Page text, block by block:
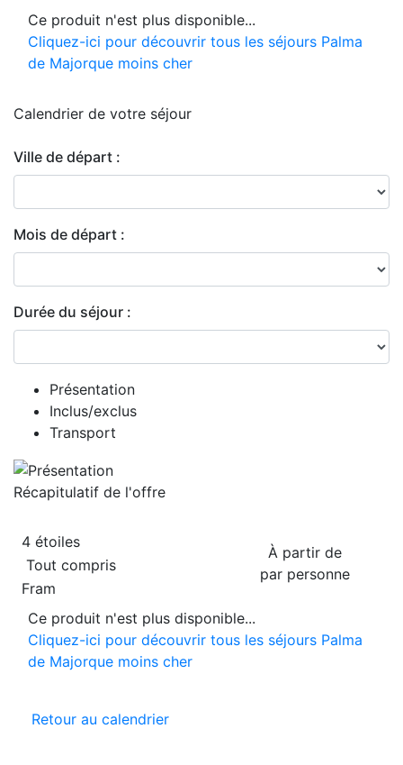
Ce produit n'est plus disponible...
Cliquez-ici pour découvrir tous les séjours Palma
de Majorque moins cher
Calendrier de votre séjour
Ville de départ :
Mois de départ :
Durée du séjour :
Présentation
Inclus/exclus
Transport
Récapitulatif de l'offre
À partir de
par personne
4 étoiles
Tout compris
Fram
Ce produit n'est plus disponible...
Cliquez-ici pour découvrir tous les séjours Palma
de Majorque moins cher
Retour au calendrier